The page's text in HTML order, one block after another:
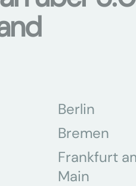
Berlin
Bremen
Frankfurt
Main